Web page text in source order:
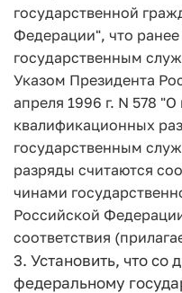
государственной
Федерации", что
государственным
Указом Президента
апреля 1996 г. N 578
квалификационных
государственным
разряды считаются
чинами
Российской
соответствия
3. Установить, что со
федеральному